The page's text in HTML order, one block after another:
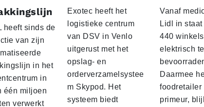
heeft sinds de
van zijn
in het
in
één miljoen
verwerkt
Exotec heeft het
logistieke centrum
van DSV in Venlo
uitgerust met het
opslag- en
orderverzamelsystee
m Skypod. Het
systeem biedt
Vanaf
Lidl in
440 winkels
elektrisch te
Daarmee
foodretailer
primeur,